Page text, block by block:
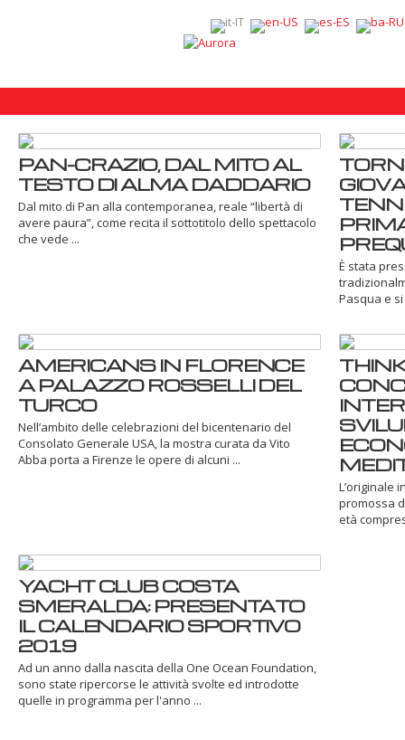
PAN-CRAZIO, DAL MITO AL
TESTO DI ALMA DADDARIO
Dal mito di Pan alla contemporanea, reale “libertà di
avere paura”, come recita il sottotitolo dello spettacolo
che vede ...
È stata
Pasqua e
AMERICANS IN FLORENCE
A PALAZZO ROSSELLI DEL
TURCO
Nell’ambito delle celebrazioni del bicentenario del
Consolato Generale USA, la mostra curata da Vito
Abba porta a Firenze le opere di alcuni ...
L’originale
promossa
età
YACHT CLUB COSTA
SMERALDA: PRESENTATO
IL CALENDARIO SPORTIVO
2019
Ad un anno dalla nascita della One Ocean Foundation,
sono state ripercorse le attività svolte ed introdotte
quelle in programma per l'anno ...